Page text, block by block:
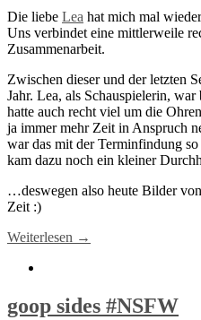
Die liebe Lea hat mich mal
Uns verbindet eine mittlerweile
Zusammenarbeit.
Zwischen dieser und der letzten
Jahr. Lea, als Schauspielerin,
hatte auch recht viel um die
ja immer mehr Zeit in Anspruch
war das mit der Terminfindung
kam dazu noch ein kleiner
…deswegen also heute Bilder
Zeit :)
Weiterlesen →
goop sides #NSFW